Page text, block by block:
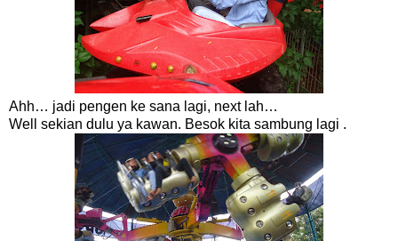
Ahh… jadi pengen ke sana lagi, next lah…
Well sekian dulu ya kawan. Besok kita sambung lagi .